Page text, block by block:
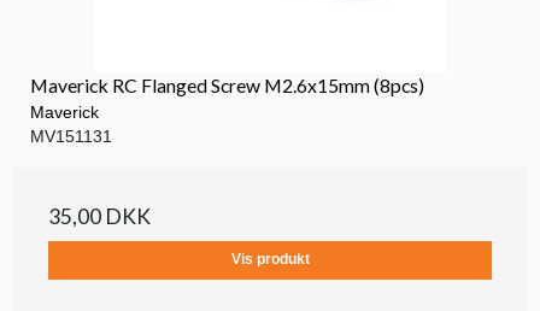
Maverick RC Flanged Screw M2.6x15mm (8pcs)
Maverick
MV151131
35,00 DKK
Vis produkt